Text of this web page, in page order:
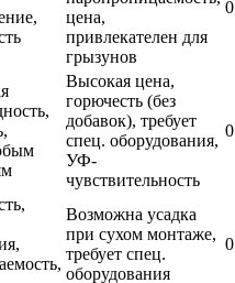
цена,
привлекателен для
грызунов
Высокая цена,
горючесть (без
добавок), требует
спец. оборудования,
УФ-
чувствительность
Возможна усадка
при сухом монтаже,
требует спец.
оборудования